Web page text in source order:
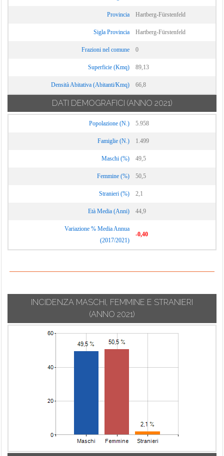
Provincia Hartberg-Fürstenfeld
Sigla Provincia Hartberg-Fürstenfeld
Frazioni nel comune 0
Superficie (Kmq) 89,13
Densità Abitativa (Abitanti/Kmq) 66,8
DATI DEMOGRAFICI (ANNO 2021)
Popolazione (N.) 5.958
Famiglie (N.) 1.499
Maschi (%) 49,5
Femmine (%) 50,5
Stranieri (%) 2,1
Età Media (Anni) 44,9
Variazione % Media Annua
(2017/2021)
-0,40
INCIDENZA MASCHI, FEMMINE E STRANIERI
(ANNO 2021)